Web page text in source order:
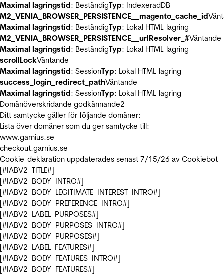
Maximal lagringstid: BeständigTyp: IndexeradDB
M2_VENIA_BROWSER_PERSISTENCE__magento_cache_id
Maximal lagringstid: BeständigTyp: Lokal HTML-lagring
M2_VENIA_BROWSER_PERSISTENCE__urlResolver_#Väntande
Maximal lagringstid: BeständigTyp: Lokal HTML-lagring
scrollLockVäntande
Maximal lagringstid: SessionTyp: Lokal HTML-lagring
success_login_redirect_pathVäntande
Maximal lagringstid: SessionTyp: Lokal HTML-lagring
Domänöverskridande godkännande2
Ditt samtycke gäller för följande domäner:
Lista över domäner som du ger samtycke till:
www.garnius.se
checkout.garnius.se
Cookie-deklaration uppdaterades senast 7/15/26 av Cookiebot
[#IABV2_TITLE#]
[#IABV2_BODY_INTRO#]
[#IABV2_BODY_LEGITIMATE_INTEREST_INTRO#]
[#IABV2_BODY_PREFERENCE_INTRO#]
[#IABV2_LABEL_PURPOSES#]
[#IABV2_BODY_PURPOSES_INTRO#]
[#IABV2_BODY_PURPOSES#]
[#IABV2_LABEL_FEATURES#]
[#IABV2_BODY_FEATURES_INTRO#]
[#IABV2_BODY_FEATURES#]